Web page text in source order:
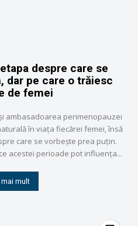
despre care se
dar pe care o trăiesc
de femei
ambasadoarea perimenopauzei
în viața fiecărei femei, însă
care se vorbește prea puțin.
acestei perioade pot influența...
mult